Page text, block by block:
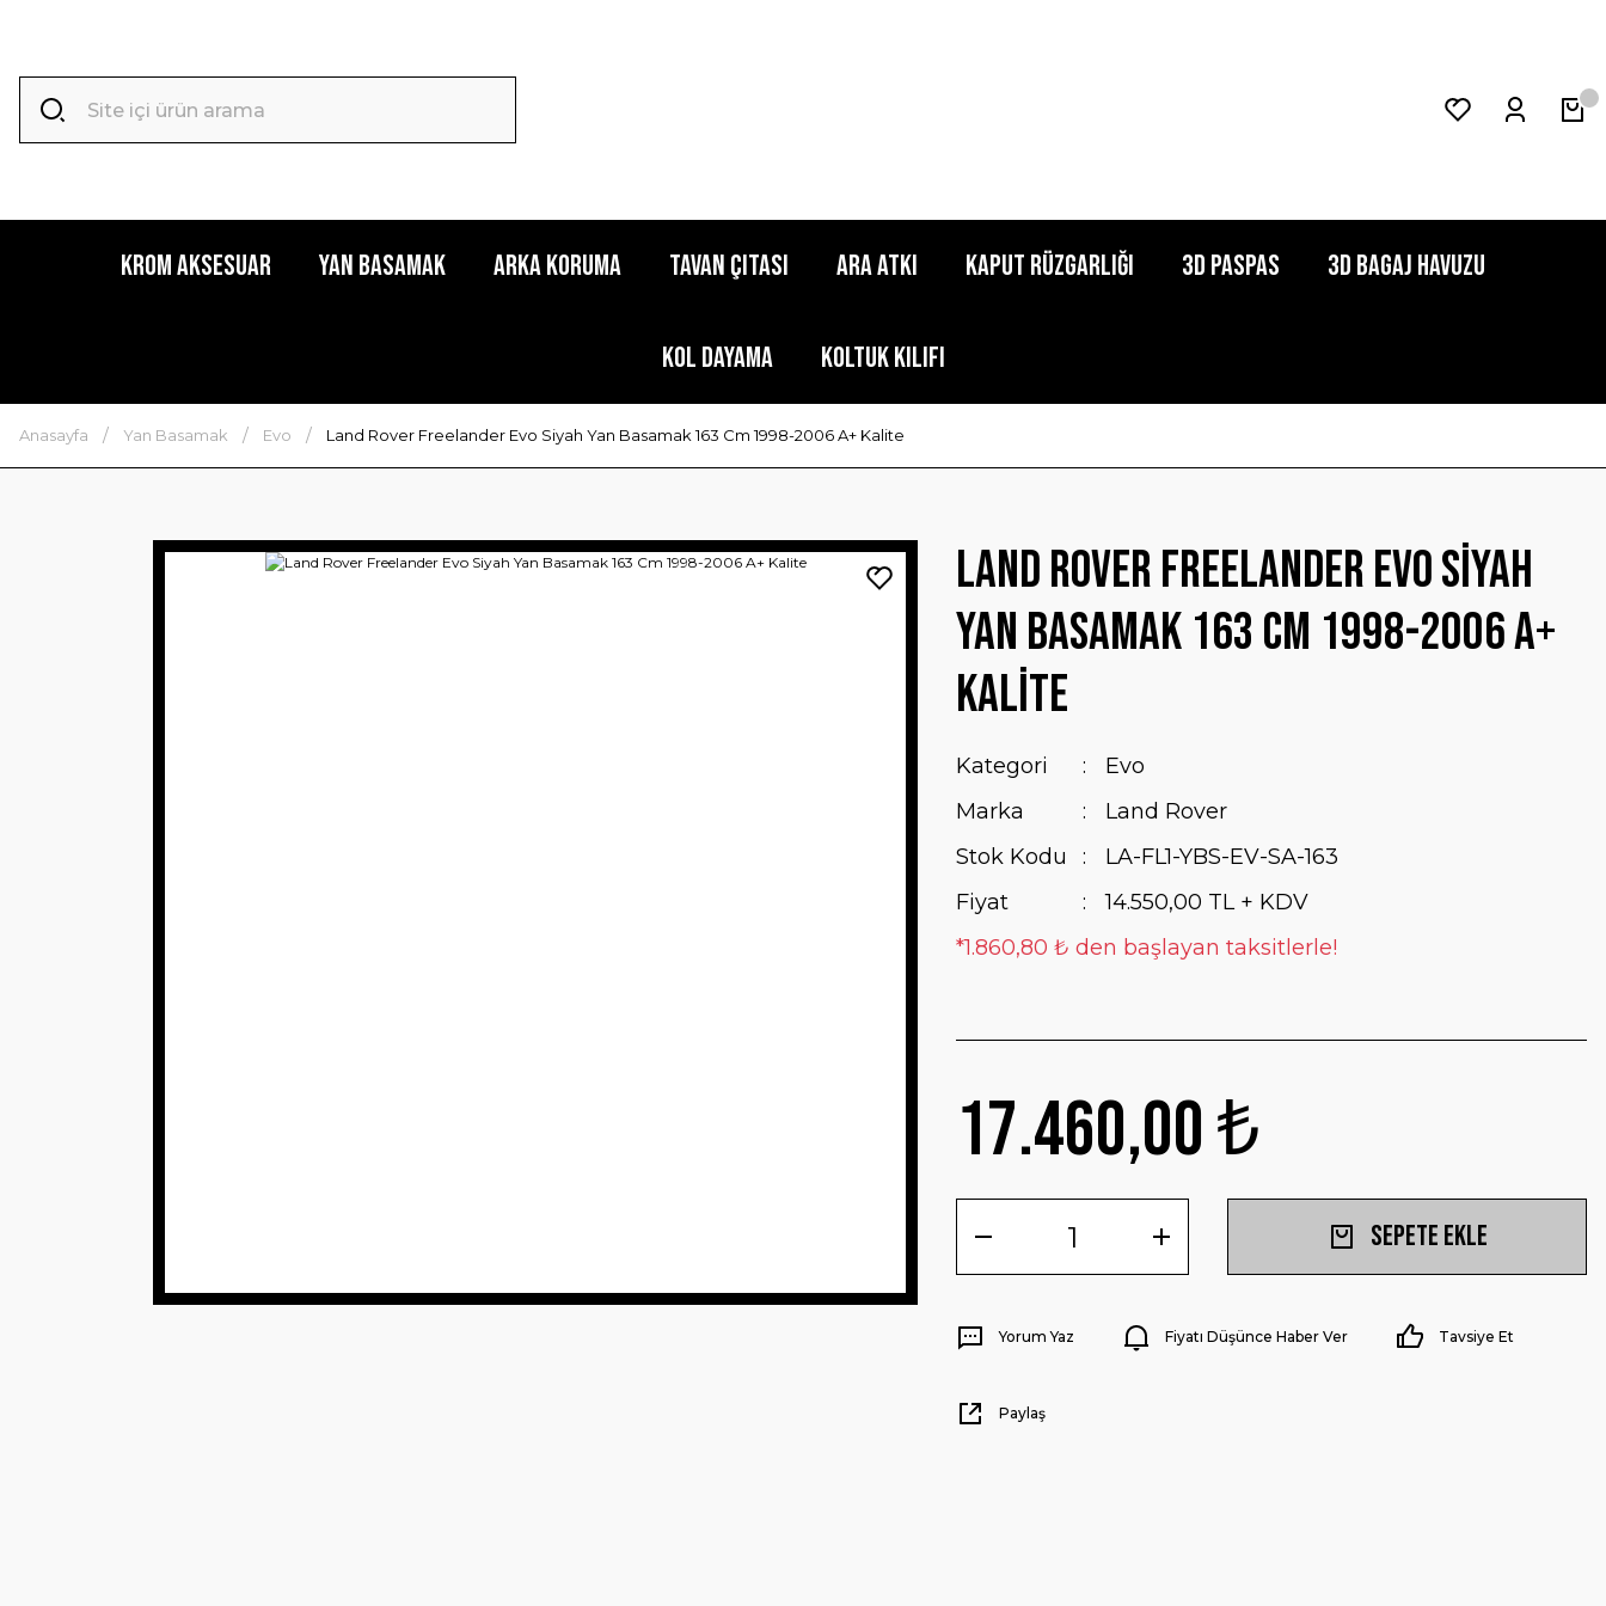
Krom Aksesuar Yan Basamak Arka Koruma Tavan Çıtası Ara Atkı Kaput Rüzgarlığı 3D Paspas 3D Bagaj Havuzu
Kol Dayama Koltuk Kılıfı
Anasayfa Yan Basamak Evo Land Rover Freelander Evo Siyah Yan Basamak 163 Cm 1998-2006 A+ Kalite
Land Rover Freelander Evo Siyah
Yan Basamak 163 Cm 1998-2006 A+
Kalite
Kategori
Evo
Marka
Land Rover
Stok Kodu
LA-FL1-YBS-EV-SA-163
Fiyat
14.550,00 TL + KDV
*1.860,80 ₺ den başlayan taksitlerle!
17.460,00 ₺
Sepete Ekle
Yorum Yaz Fiyatı Düşünce Haber Ver Tavsiye Et
Paylaş